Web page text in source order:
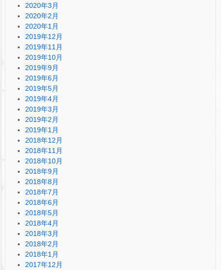
2020年3月
2020年2月
2020年1月
2019年12月
2019年11月
2019年10月
2019年9月
2019年6月
2019年5月
2019年4月
2019年3月
2019年2月
2019年1月
2018年12月
2018年11月
2018年10月
2018年9月
2018年8月
2018年7月
2018年6月
2018年5月
2018年4月
2018年3月
2018年2月
2018年1月
2017年12月